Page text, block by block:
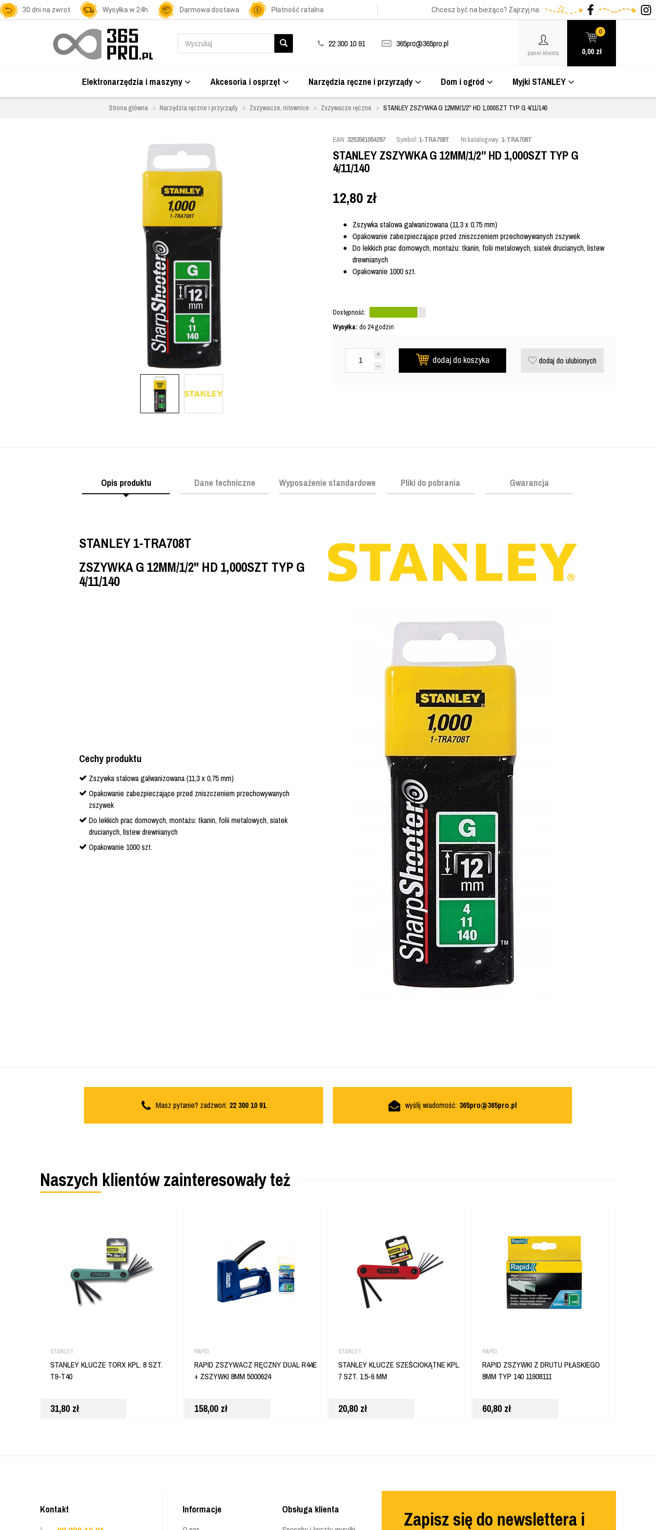
30 dni na zwrot Wysyłka w 24h Darmowa dostawa Płatność ratalna Chcesz być na bieżąco? Zajrzyj na:
22 300 10 91 365pro@365pro.pl
panel klienta
0
0,00 zł
Elektronarzędzia i maszyny Akcesoria i osprzęt Narzędzia ręczne i przyrządy Dom i ogród Myjki STANLEY
Strona główna Narzędzia ręczne i przyrządy Zszywacze, nitownice Zszywacze ręczne STANLEY ZSZYWKA G 12MM/1/2'' HD 1,000SZT TYP G 4/11/140
EAN: 3253561054297 Symbol: 1-TRA708T Nr.katalogowy: 1-TRA708T
STANLEY ZSZYWKA G 12MM/1/2'' HD 1,000SZT TYP G
4/11/140
12,80 zł
Zszywka stalowa galwanizowana (11,3 x 0,75 mm)
Opakowanie zabezpieczające przed zniszczeniem przechowywanych zszywek
Do lekkich prac domowych, montażu: tkanin, folii metalowych, siatek drucianych, listew
drewnianych
Opakowanie 1000 szt.
Dostępność:
Wysyłka: do 24 godzin
dodaj do koszyka dodaj do ulubionych
Opis produktu Dane techniczne Wyposażenie standardowe Pliki do pobrania Gwarancja
STANLEY 1-TRA708T
ZSZYWKA G 12MM/1/2'' HD 1,000SZT TYP G
4/11/140
Cechy produktu
Zszywka stalowa galwanizowana (11,3 x 0,75 mm)
Opakowanie zabezpieczające przed zniszczeniem przechowywanych
zszywek
Do lekkich prac domowych, montażu: tkanin, folii metalowych, siatek
drucianych, listew drewnianych
Opakowanie 1000 szt.
Masz pytanie? zadzwoń: 22 300 10 91 wyślij wiadomość: 365pro@365pro.pl
Naszych klientów zainteresowały też
STANLEY
STANLEY KLUCZE TORX KPL. 8 SZT.
T9-T40
31,80 zł
RAPID
RAPID ZSZYWACZ RĘCZNY DUAL R44E
+ ZSZYWKI 8MM 5000624
158,00 zł
STANLEY
STANLEY KLUCZE SZEŚCIOKĄTNE KPL.
7 SZT. 1,5-6 MM
20,80 zł
RAPID
RAPID ZSZYWKI Z DRUTU PŁASKIEGO
8MM TYP 140 11908111
60,80 zł
Zapisz się do newslettera i
Informacje Obsługa klienta
Kontakt